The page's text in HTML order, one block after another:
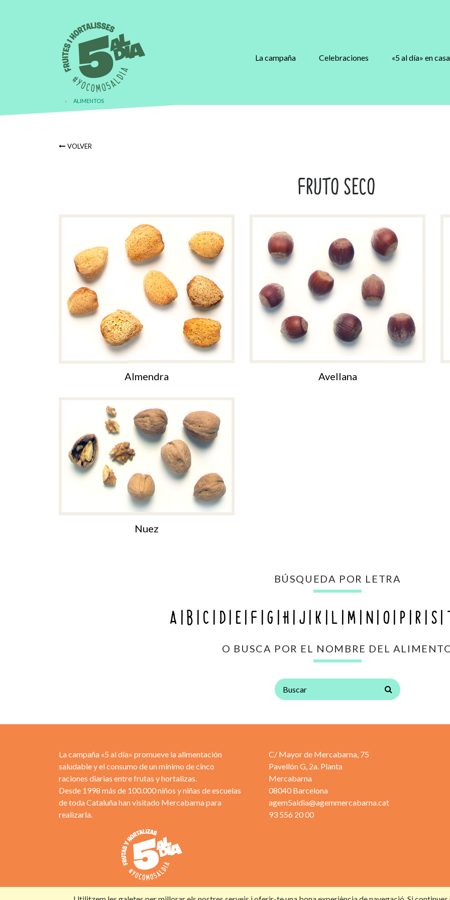
La campaña Celebraciones «5 al día» en casa
› ALIMENTOS
VOLVER
FRUTO SECO
Almendra Avellana
Nuez
BÚSQUEDA POR LETRA
A B C D E F G H J K L M N O P R S
O BUSCA POR EL NOMBRE DEL
La campaña «5 al día» promueve la alimentación
saludable y el consumo de un mínimo de cinco
raciones diarias entre frutas y hortalizas.
Desde 1998 más de 100.000 niños y niñas de escuelas
de toda Cataluña han visitado Mercabarna para
realizarla.
C/ Mayor de Mercabarna, 75
Pavellón G, 2a. Planta
Mercabarna
08040 Barcelona
agem5aldia@agemmercabarna.cat
93 556 20 00